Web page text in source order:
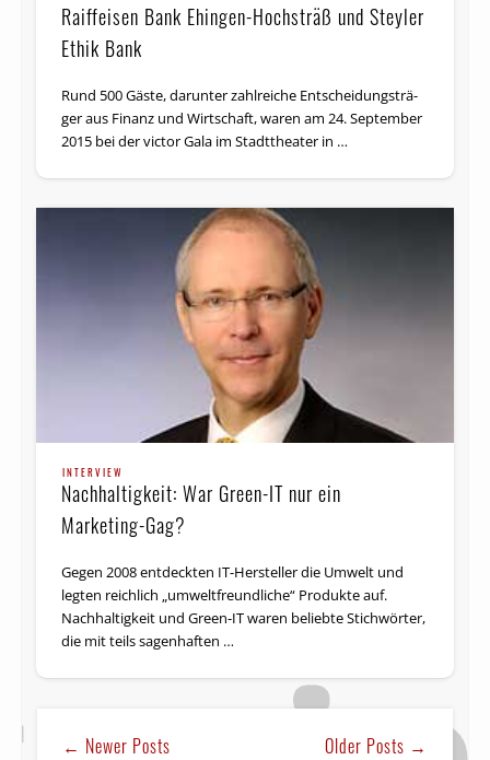
Raiffeisen Bank Ehingen-Hochsträß und Steyler
Ethik Bank
Rund 500 Gäste, dar­un­ter zahlrei­che Ent­schei­dungs­­trä­
ger aus Fi­nanz und Wirt­schaft, wa­ren am 24. September
2015 bei der vic­tor Ga­la im Stadt­thea­ter in …
INTERVIEW
Nachhaltigkeit: War Green-IT nur ein
Marketing-Gag?
Gegen 2008 entdeckten IT-Hersteller die Umwelt und
legten reichlich „umweltfreundliche“ Produkte auf.
Nachhaltigkeit und Green-IT waren beliebte Stichwörter,
die mit teils sagenhaften …
← Newer Posts Older Posts →